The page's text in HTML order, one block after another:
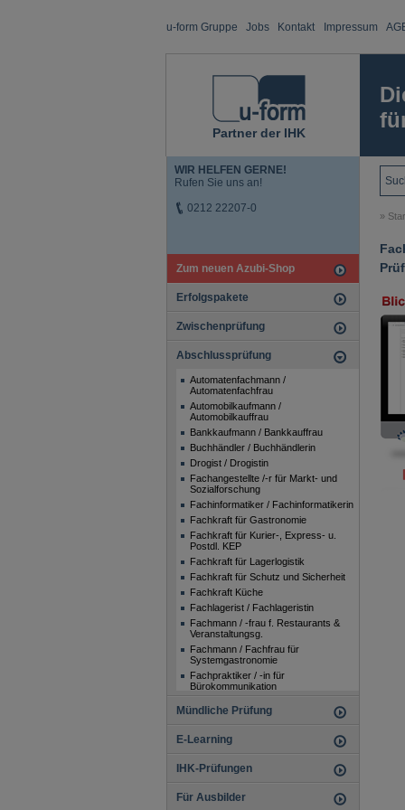
u-form Gruppe Jobs Kontakt Impressum
Partner der IHK
WIR HELFEN GERNE!
Rufen Sie uns an!
0212 22207-0
Zum neuen Azubi-Shop
Erfolgspakete
Zwischenprüfung
Abschlussprüfung
Automatenfachmann /
Automatenfachfrau
Automobilkaufmann /
Automobilkauffrau
Bankkaufmann / Bankkauffrau
Buchhändler / Buchhändlerin
Drogist / Drogistin
Fachangestellte /-r für Markt- und
Sozialforschung
Fachinformatiker / Fachinformatikerin
Fachkraft für Gastronomie
Fachkraft für Kurier-, Express- u.
Postdl. KEP
Fachkraft für Lagerlogistik
Fachkraft für Schutz und Sicherheit
Fachkraft Küche
Fachlagerist / Fachlageristin
Fachmann / -frau f. Restaurants &
Veranstaltungsg.
Fachmann / Fachfrau für
Systemgastronomie
Fachpraktiker / -in für
Bürokommunikation
Büromanagement
Fachpraktiker / Fachpraktikerin im
Verkauf
Fachpraktiker / Fachpraktikerin Küche
(Beikoch)
Fotomedienfachmann /
Mündliche Prüfung
E-Learning
IHK-Prüfungen
Für Ausbilder
»